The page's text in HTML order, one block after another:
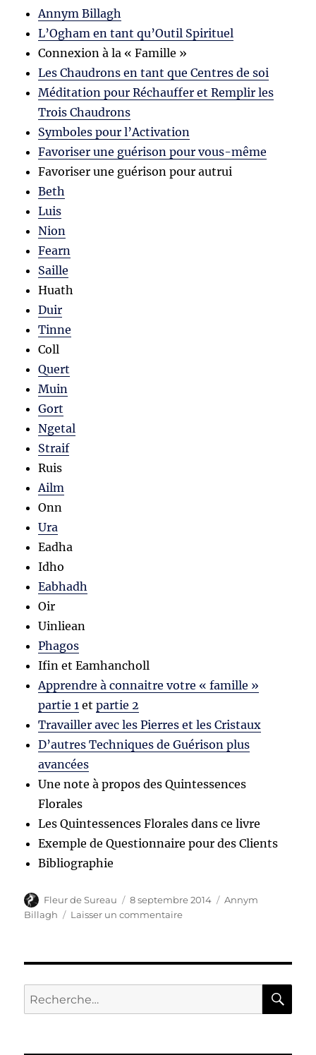
Annym Billagh
L’Ogham en tant qu’Outil Spirituel
Connexion à la « Famille »
Les Chaudrons en tant que Centres de soi
Méditation pour Réchauffer et Remplir les
Trois Chaudrons
Symboles pour l’Activation
Favoriser une guérison pour vous-même
Favoriser une guérison pour autrui
Beth
Luis
Nion
Fearn
Saille
Huath
Duir
Tinne
Coll
Quert
Muin
Gort
Ngetal
Straif
Ruis
Ailm
Onn
Ura
Eadha
Idho
Eabhadh
Oir
Uinliean
Phagos
Ifin et Eamhancholl
Apprendre à connaitre votre « famille »
partie 1 etpartie 2
Travailler avec les Pierres et les Cristaux
D’autres Techniques de Guérison plus
avancées
Une note à propos des Quintessences
Florales
Les Quintessences Florales dans ce livre
Exemple de Questionnaire pour des Clients
Bibliographie
Auteur
Fleur de Sureau
Publié
le
8 septembre 2014 Catégories
Annym
Billagh
Laisser un commentairesur
the
Ogham
Recherche
pour :